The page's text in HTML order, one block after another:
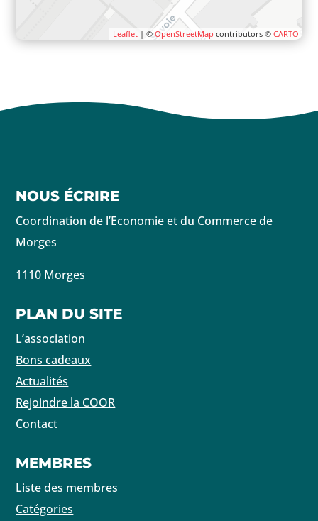
Leaflet| ©OpenStreetMap contributors © CARTO
NOUS ÉCRIRE
Coordination de l’Economie et du Commerce de
Morges
1110 Morges
PLAN DU SITE
L’association
Bons cadeaux
Actualités
Rejoindre la COOR
Contact
MEMBRES
Liste des membres
Catégories